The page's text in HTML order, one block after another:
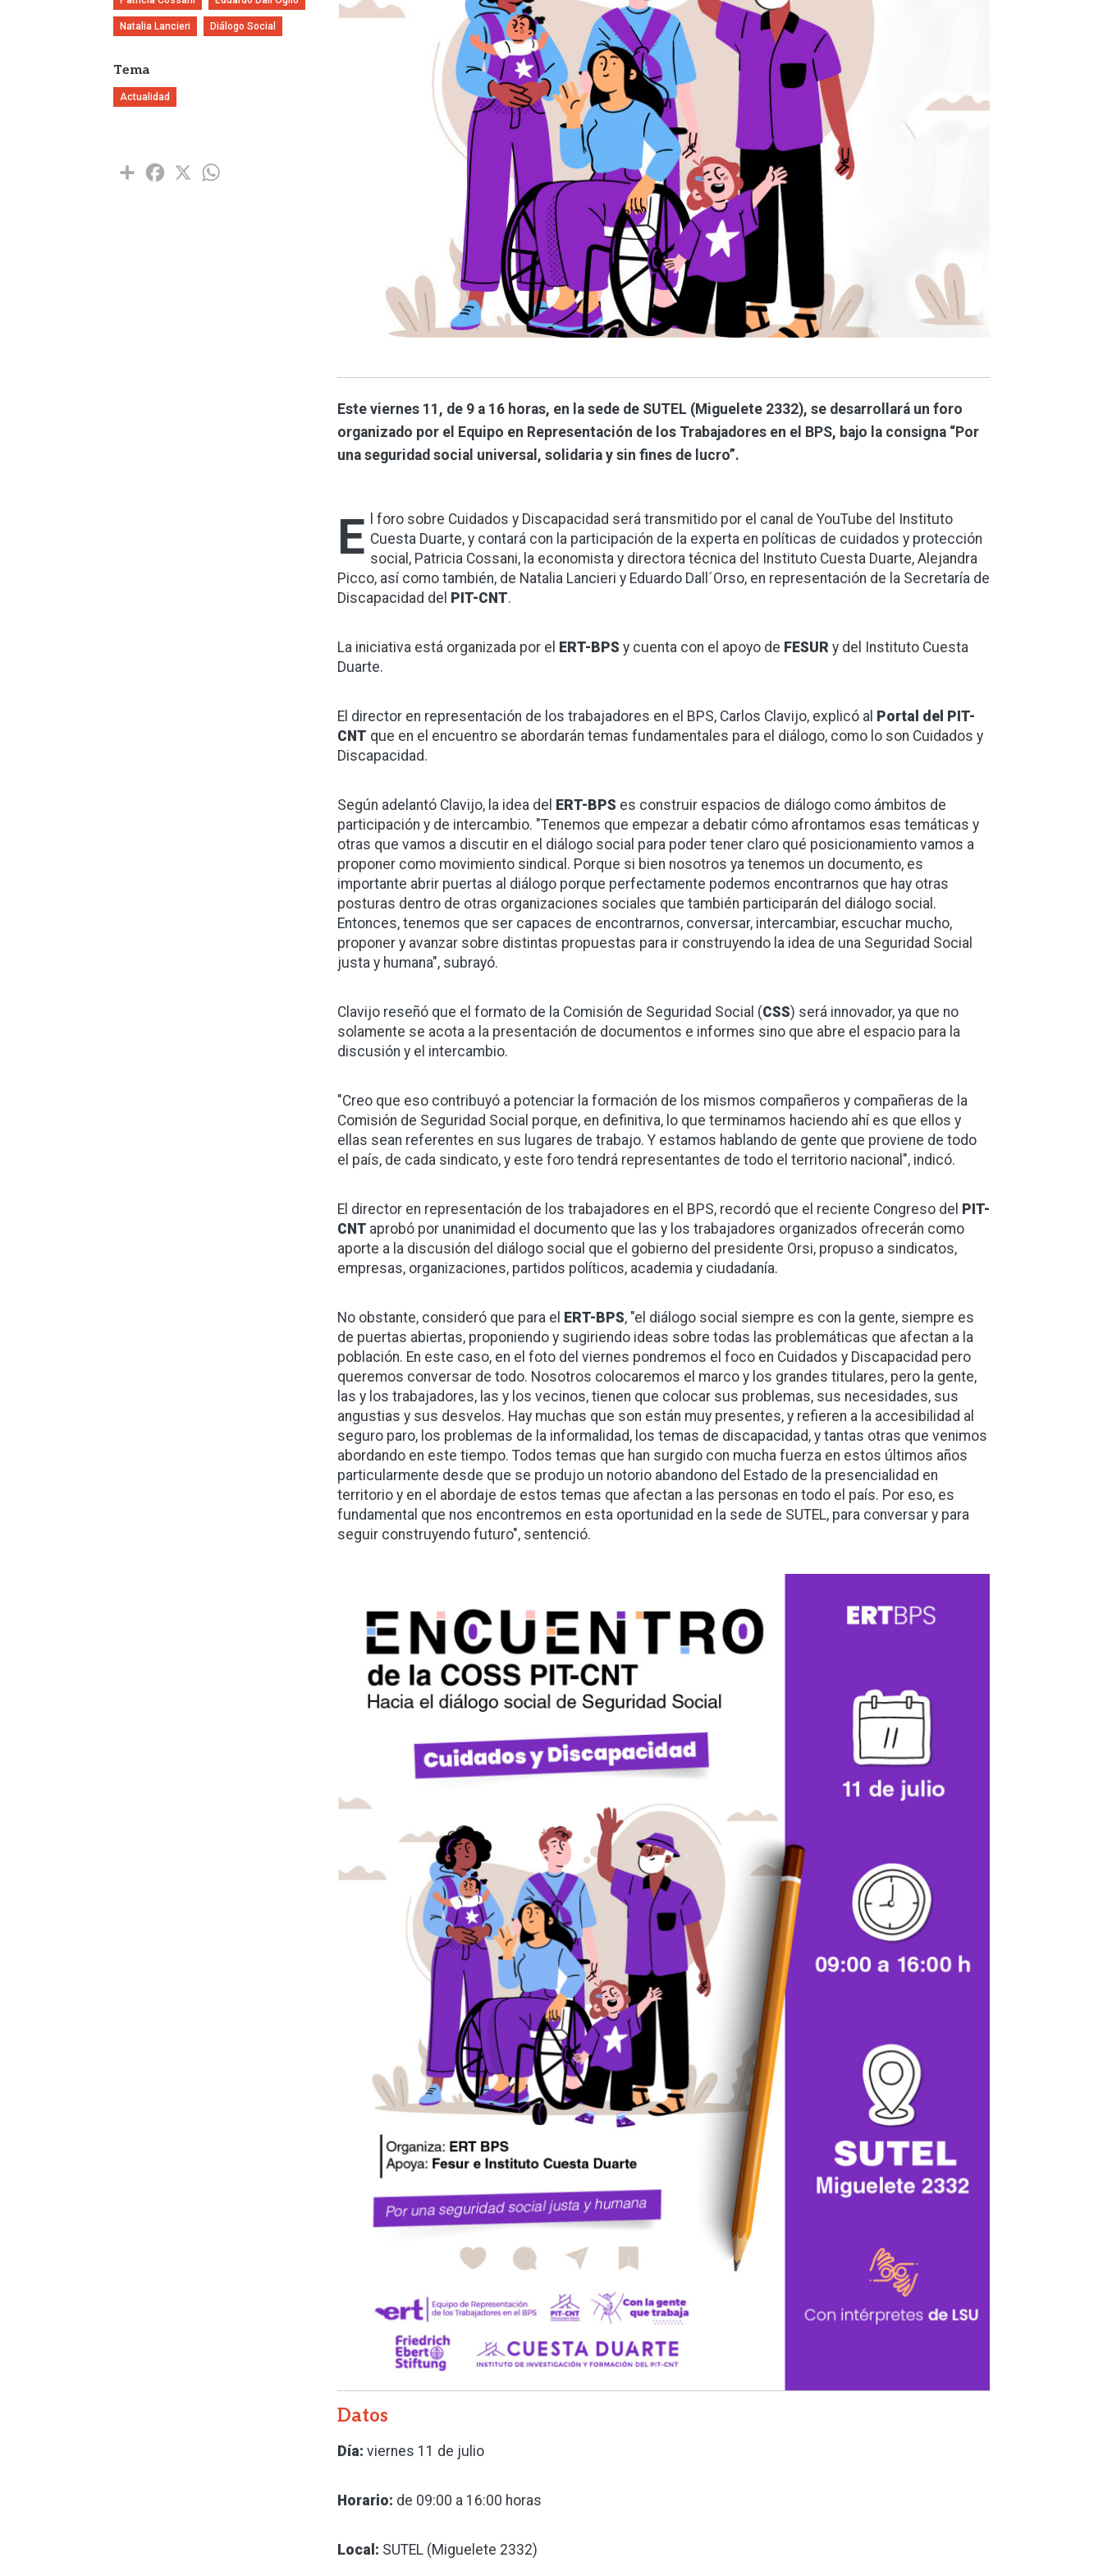
Natalia Lancieri Diálogo Social
Tema
Actualidad
Share Facebook
X
Este viernes 11, de 9 a 16 horas, en la sede de SUTEL (Miguelete 2332), se desarrollará un foro
organizado por el Equipo en Representación de los Trabajadores en el BPS, bajo la consigna “Por
una seguridad social universal, solidaria y sin fines de lucro”.
E
l foro sobre Cuidados y Discapacidad será transmitido por el canal de YouTube del Instituto
Cuesta Duarte, y contará con la participación de la experta en políticas de cuidados y protección
social, Patricia Cossani, la economista y directora técnica del Instituto Cuesta Duarte, Alejandra
Picco, así como también, de Natalia Lancieri y Eduardo Dall´Orso, en representación de la Secretaría de
Discapacidad del
PIT-CNT.
La iniciativa está organizada por el ERT-BPS y cuenta con el apoyo de FESUR y del Instituto Cuesta
Duarte.
El director en representación de los trabajadores en el BPS, Carlos Clavijo, explicó al Portal del PIT-
CNT que en el encuentro se abordarán temas fundamentales para el diálogo, como lo son Cuidados y
Discapacidad.
Según adelantó Clavijo, la idea del ERT-BPS es construir espacios de diálogo como ámbitos de
participación y de intercambio. "Tenemos que empezar a debatir cómo afrontamos esas temáticas y
otras que vamos a discutir en el diálogo social para poder tener claro qué posicionamiento vamos a
proponer como movimiento sindical. Porque si bien nosotros ya tenemos un documento, es
importante abrir puertas al diálogo porque perfectamente podemos encontrarnos que hay otras
posturas dentro de otras organizaciones sociales que también participarán del diálogo social.
Entonces, tenemos que ser capaces de encontrarnos, conversar, intercambiar, escuchar mucho,
proponer y avanzar sobre distintas propuestas para ir construyendo la idea de una Seguridad Social
justa y humana", subrayó.
Clavijo reseñó que el formato de la Comisión de Seguridad Social (CSS) será innovador, ya que no
solamente se acota a la presentación de documentos e informes sino que abre el espacio para la
discusión y el intercambio.
"Creo que eso contribuyó a potenciar la formación de los mismos compañeros y compañeras de la
Comisión de Seguridad Social porque, en definitiva, lo que terminamos haciendo ahí es que ellos y
ellas sean referentes en sus lugares de trabajo. Y estamos hablando de gente que proviene de todo
el país, de cada sindicato, y este foro tendrá representantes de todo el territorio nacional", indicó.
El director en representación de los trabajadores en el BPS, recordó que el reciente Congreso del
PIT-
CNT aprobó por unanimidad el documento que las y los trabajadores organizados ofrecerán como
aporte a la discusión del diálogo social que el gobierno del presidente Orsi, propuso a sindicatos,
empresas, organizaciones, partidos políticos, academia y ciudadanía.
No obstante, consideró que para el ERT-BPS, "el diálogo social siempre es con la gente, siempre es
de puertas abiertas, proponiendo y sugiriendo ideas sobre todas las problemáticas que afectan a la
población. En este caso, en el foto del viernes pondremos el foco en Cuidados y Discapacidad pero
queremos conversar de todo. Nosotros colocaremos el marco y los grandes titulares, pero la gente,
las y los trabajadores, las y los vecinos, tienen que colocar sus problemas, sus necesidades, sus
angustias y sus desvelos. Hay muchas que son están muy presentes, y refieren a la accesibilidad al
seguro paro, los problemas de la informalidad, los temas de discapacidad, y tantas otras que venimos
abordando en este tiempo. Todos temas que han surgido con mucha fuerza en estos últimos años
particularmente desde que se produjo un notorio abandono del Estado de la presencialidad en
territorio y en el abordaje de estos temas que afectan a las personas en todo el país. Por eso, es
fundamental que nos encontremos en esta oportunidad en la sede de SUTEL, para conversar y para
seguir construyendo futuro", sentenció.
Datos
Día: viernes 11 de julio
Horario: de 09:00 a 16:00 horas
Local: SUTEL (Miguelete 2332)